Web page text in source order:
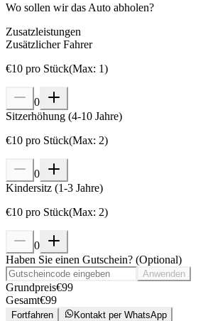
Wo sollen wir das Auto abholen?
Zusatzleistungen
Zusätzlicher Fahrer
€10 pro Stück(Max: 1)
0
Sitzerhöhung (4-10 Jahre)
€10 pro Stück(Max: 2)
0
Kindersitz (1-3 Jahre)
€10 pro Stück(Max: 2)
0
Haben Sie einen Gutschein? (Optional)
Anwenden
Grundpreis€99
Gesamt€99
Fortfahren Kontakt per WhatsApp